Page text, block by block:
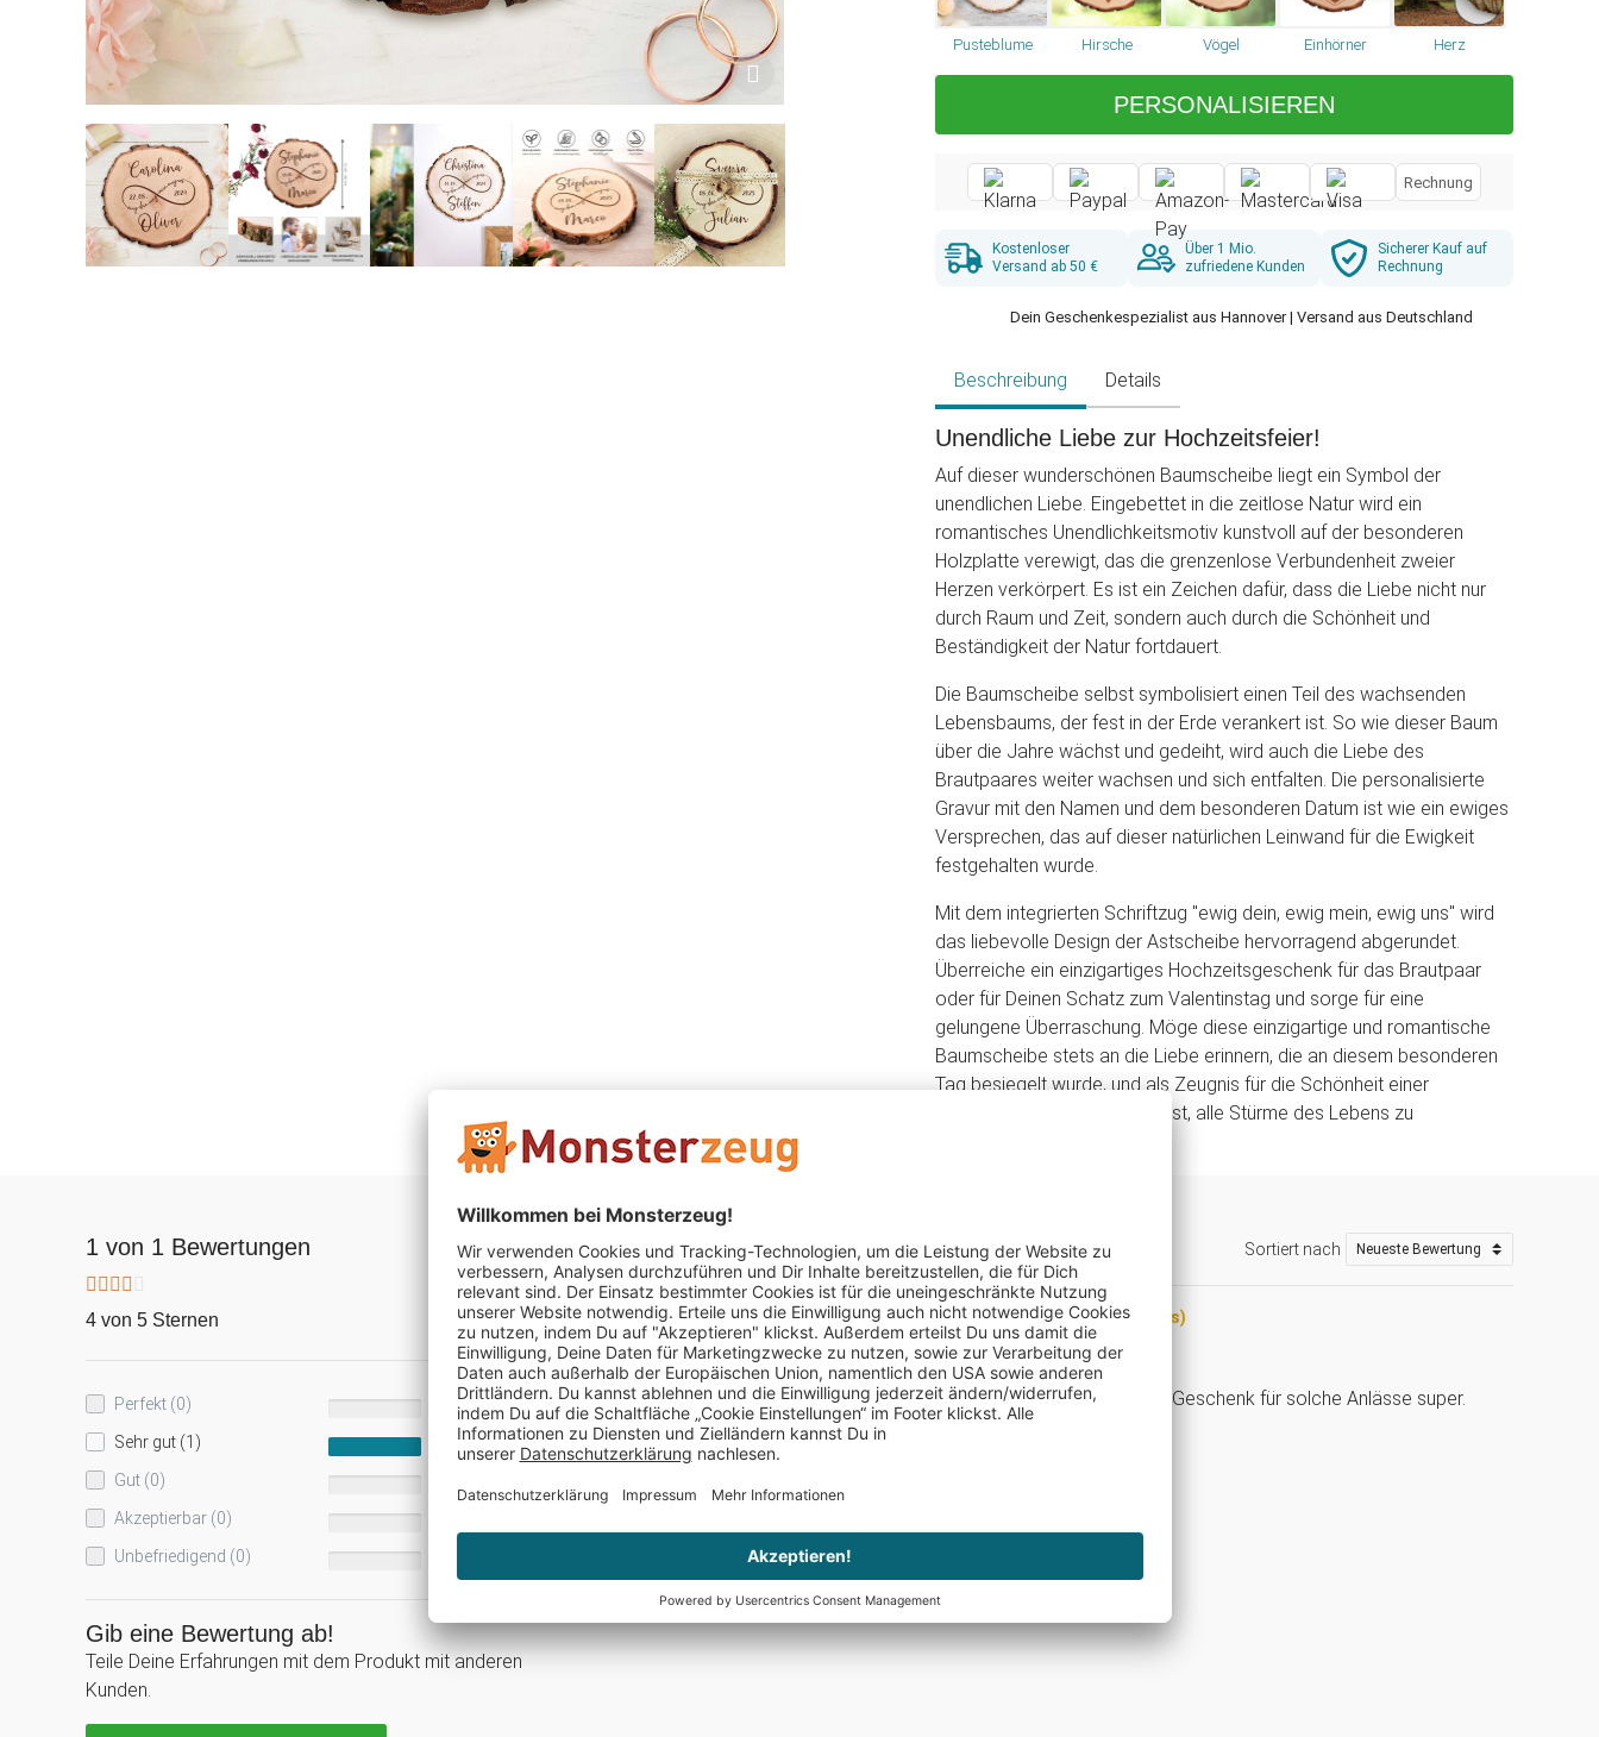
Pusteblume Hirsche Vögel Einhörner Herz
PERSONALISIEREN
Rechnung
Kostenloser
Versand ab 50 €
Über 1 Mio.
zufriedene Kunden
Sicherer Kauf auf
Rechnung
Dein Geschenkespezialist aus Hannover | Versand aus Deutschland
Beschreibung Details
Unendliche Liebe zur Hochzeitsfeier!
Auf dieser wunderschönen Baumscheibe liegt ein Symbol der
unendlichen Liebe. Eingebettet in die zeitlose Natur wird ein
romantisches Unendlichkeitsmotiv kunstvoll auf der besonderen
Holzplatte verewigt, das die grenzenlose Verbundenheit zweier
Herzen verkörpert. Es ist ein Zeichen dafür, dass die Liebe nicht nur
durch Raum und Zeit, sondern auch durch die Schönheit und
Beständigkeit der Natur fortdauert.
Die Baumscheibe selbst symbolisiert einen Teil des wachsenden
Lebensbaums, der fest in der Erde verankert ist. So wie dieser Baum
über die Jahre wächst und gedeiht, wird auch die Liebe des
Brautpaares weiter wachsen und sich entfalten. Die personalisierte
Gravur mit den Namen und dem besonderen Datum ist wie ein ewiges
Versprechen, das auf dieser natürlichen Leinwand für die Ewigkeit
festgehalten wurde.
Mit dem integrierten Schriftzug "ewig dein, ewig mein, ewig uns" wird
das liebevolle Design der Astscheibe hervorragend abgerundet.
Überreiche ein einzigartiges Hochzeitsgeschenk für das Brautpaar
oder für Deinen Schatz zum Valentinstag und sorge für eine
gelungene Überraschung. Möge diese einzigartige und romantische
Baumscheibe stets an die Liebe erinnern, die an diesem besonderen
Tag besiegelt wurde, und als Zeugnis für die Schönheit einer
Verbindung, die stark genug ist, alle Stürme des Lebens zu
1 von 1 Bewertungen
4 von 5 Sternen
Perfekt (0)
0%
Sehr gut (1)
100%
Gut (0)
Akzeptierbar (0)
Unbefriedigend (0)
Gib eine Bewertung ab!
Teile Deine Erfahrungen mit dem Produkt mit anderen
Kunden.
Sortiert nach
Silvia Friedrichschrieb am 29.10.2025 Verifizierter Kauf (Trusted Shops)
Soweit ganz schick
Soweit ganz schick, die Gravur müsste kräftiger sein, find ich. Ansonsten Geschenk für solche Anlässe super.